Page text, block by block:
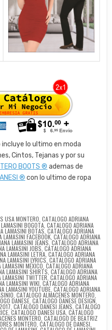
incluye lo ultimo en moda
Cintos, Tejanas y por su
BOOTS ® ademas de
® con lo ultimo de ropa
USA MONTERO CATALOGO ADRIANA
BOGOTA CATALOGO ADRIANA
LAMASINI BOTAS, CATALOGO ADRIANA
LAMASINI FACEBOOK, CATALOGO ADRIANA
LAMASINI JEANS ,CATALOGO ADRIANA
LAMASINI JOBS CATALOGO ADRIANA
LAMASINI LETRA, CATALOGO ADRIANA
LAMASINI LYRICS, CATALOGO ADRIANA
MEXICO CATALOGO ADRIANA
LAMASINI SHIRTS CATALOGO ADRIANA
LAMASINI TWITTER,CATALOGO ADRIANA
LAMASINI WIKI CATALOGO ADRIANA
LAMASINI YOUTUBE, CATALOGO ADRIANA
CATALOGO ALMACENES MONTERO
DANESE, CATALOGO DANESE DESIGN,
CATALOGO DANESI JEANS CATALOGO
, CATALOGO DANESI USA, CATALOGO
MONTERO CATALOGO DE BEATRIZ
MONTERO CATÁLOGO DE DANESI